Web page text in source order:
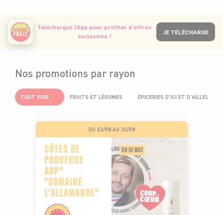
Téléchargez l’App pour profiter d’offres
exclusives !
JE TÉLÉCHARGE
Nos promotions par rayon
TOUT VOIR FRUITS ET LÉGUMES ÉPICERIES D'ICI ET D'AILLEURS
DU 03/08 AU 30/08
CÔTES DE
PROVENCE
AOP*
"DOMAINE
L'ALLAMANDE"
VIN DU MOIS